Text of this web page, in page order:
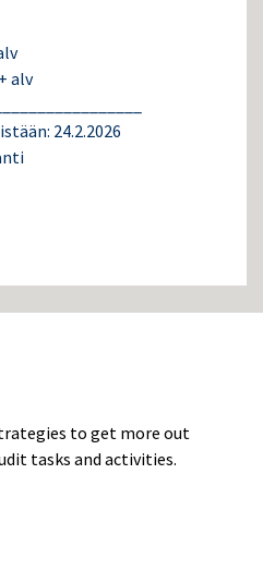
alv
24.2.2026
to get more out
tasks and activities.